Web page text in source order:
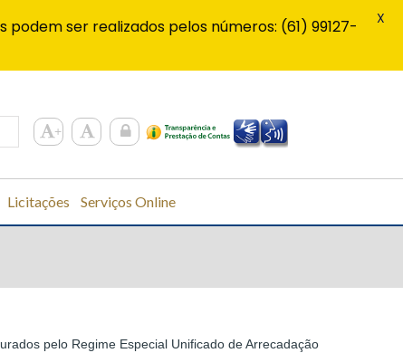
Licitações Serviços Online
pelo Regime Especial Unificado de Arrecadação
ser realizados pelos números: (61) 99127-
X